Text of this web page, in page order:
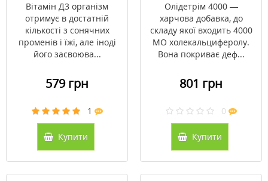
Вітамін Д3 організм
отримує в достатній
кількості з сонячних
променів і їжі, але іноді
його засвоюва...
579 грн
1
Купити
Олідетрім 4000 —
харчова добавка, до
складу якої входить 4000
МО холекальциферолу.
Вона покриває деф...
801 грн
0
Купити